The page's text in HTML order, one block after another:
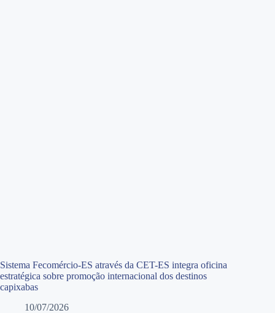
Sistema Fecomércio-ES através da CET-ES integra oficina
estratégica sobre promoção internacional dos destinos
capixabas
10/07/2026